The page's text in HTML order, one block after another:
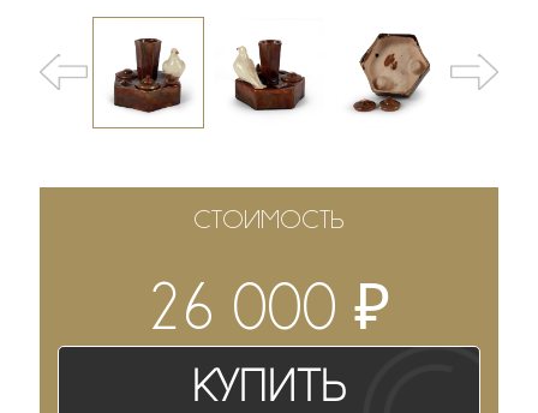
СТОИМОСТЬ
26 000₽
Купить